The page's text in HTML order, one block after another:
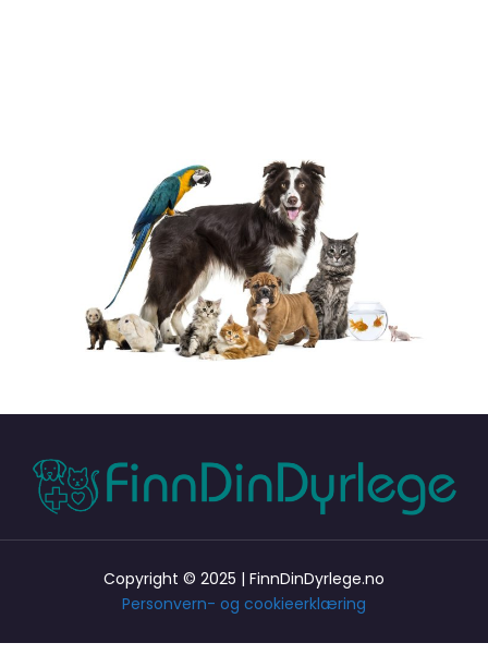
Copyright © 2025 | FinnDinDyrlege.no
Personvern- og cookieerklæring